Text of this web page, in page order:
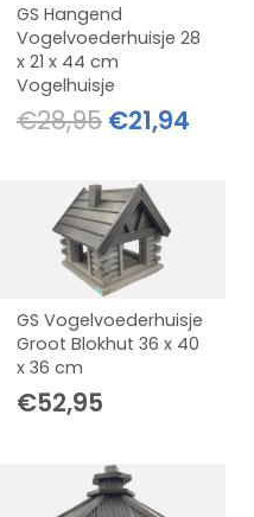
GS Hangend
Vogelvoederhuisje 28
x 21 x 44 cm
Vogelhuisje
€28,95
was:
€28,95.
€21,94
GS Vogelvoederhuisje
Groot Blokhut 36 x 40
x 36 cm
€52,95